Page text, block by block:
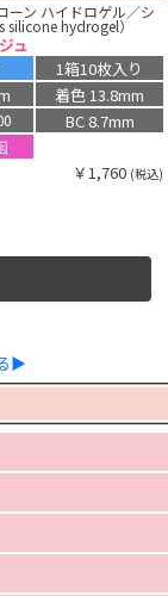
ーン ハイドロゲル／シ
silicone hydrogel）
ュ
1箱10枚入り
着色 13.8mm
BC 8.7mm
￥1,760 (税込)
▶